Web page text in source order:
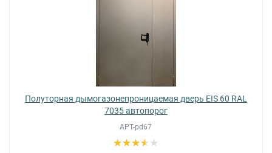
Полуторная дымогазонепроницаемая дверь EIS 60 RAL
7035 автопорог
АРТ-pd67